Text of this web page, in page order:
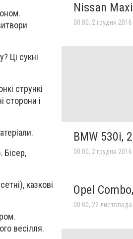
Ці сукні
стрункі
сторони і
Бісер,
казкові
весілля.
Nissan
00:00, 2 грудня 2016
BMW 530i,
00:00, 2 грудня 2016
Opel
00:00, 22 листопада